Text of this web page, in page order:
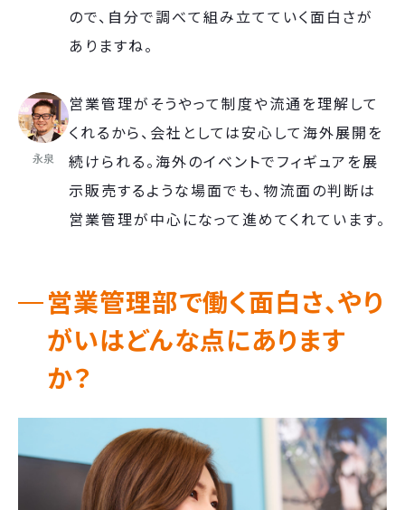
ので、自分で調べて組み立てていく面白さが
ありますね。
永泉
営業管理がそうやって制度や流通を理解して
くれるから、会社としては安心して海外展開を
続けられる。海外のイベントでフィギュアを展
示販売するような場面でも、物流面の判断は
営業管理が中心になって進めてくれています。
営業管理部で働く面白さ、やり
がいはどんな点にあります
か？